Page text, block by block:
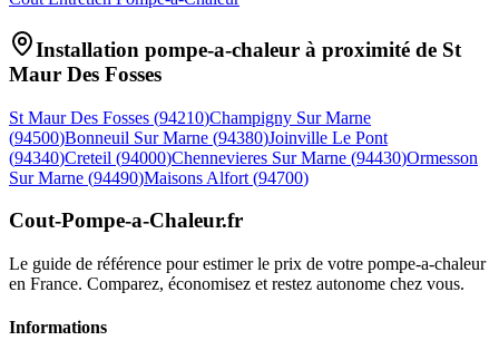
Installation pompe-a-chaleur à proximité de St
Maur Des Fosses
St Maur Des Fosses (94210)Champigny Sur Marne
(94500)Bonneuil Sur Marne (94380)Joinville Le Pont
(94340)Creteil (94000)Chennevieres Sur Marne (94430)Ormesson
Sur Marne (94490)Maisons Alfort (94700)
Cout-Pompe-a-Chaleur.fr
Le guide de référence pour estimer le prix de votre pompe-a-chaleur
en France. Comparez, économisez et restez autonome chez vous.
Informations